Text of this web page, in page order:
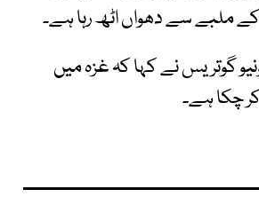
کے ملبے سے دھواں اٹھ رہا ہے۔
گوتریس نے کہا کہ غزہ میں
کر چکا ہے۔